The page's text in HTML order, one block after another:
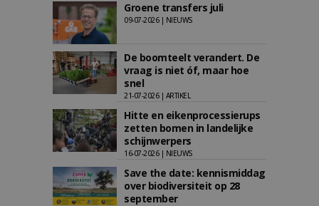
Groene transfers juli
09-07-2026 | NIEUWS
De boomteelt verandert. De
vraag is niet óf, maar hoe
snel
21-07-2026 | ARTIKEL
Hitte en eikenprocessierups
zetten bomen in landelijke
schijnwerpers
16-07-2026 | NIEUWS
Save the date: kennismiddag
over biodiversiteit op 28
september